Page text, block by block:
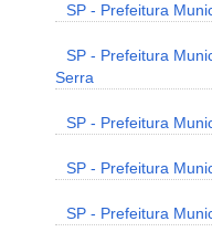
SP - Prefeitura
SP - Prefeitura
Serra
SP - Prefeitura
SP - Prefeitura
SP - Prefeitura